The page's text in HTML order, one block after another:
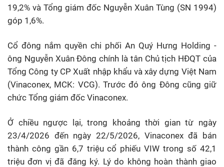
19,2% và Tổng giám đốc Nguyễn Xuân Tùng (SN 1994)
góp 1,6%.
Cổ đông nắm quyền chi phối An Quý Hưng Holding -
ông Nguyễn Xuân Đông chính là tân Chủ tịch HĐQT của
Tổng Công ty CP Xuất nhập khẩu và xây dựng Việt Nam
(Vinaconex, MCK: VCG). Trước đó ông Đông cũng giữ
chức Tổng giám đốc Vinaconex.
Ở chiều ngược lại, trong khoảng thời gian từ ngày
23/4/2026 đến ngày 22/5/2026, Vinaconex đã bán
thành công gần 6,7 triệu cổ phiếu VIW trong số 42,1
triệu đơn vị đã đăng ký. Lý do không hoàn thành giao